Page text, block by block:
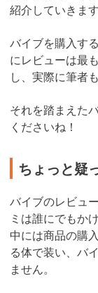
紹介していきます
バイブを購入す
にレビューは最
し、実際に筆者
それを踏まえた
くださいね！
ちょっと疑
バイブのレビュ
ミは誰にでもかけ
中には商品の購
る体で装い、バ
ません。